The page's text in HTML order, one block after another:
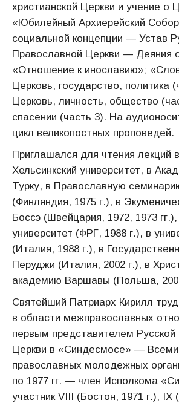
христианской Церкви и учение о
«Юбилейный Архиерейский
социальной концепции — Устав
Православной Церкви — Деяния
«Отношение к инославию»;
Церковь, государство, политика
Церковь, личность, общество
спасении (часть 3). На
цикл великопостных проповедей.
Приглашался для чтения лекций
Хельсинкский университет, в
Турку, в Православную
(Финляндия, 1975 г.), в
Боссэ (Швейцария, 1972, 1973
университет (ФРГ, 1988 г.), в
(Италия, 1988 г.), в
Перуджи (Италия, 2002 г.), в
академию Варшавы (Польша,
Святейший Патриарх Кирилл
в области межправославных
первым представителем Русской
Церкви в «Синдесмосе» —
православных молодежных
по 1977 гг. — член Исполкома
участник VIII (Бостон, 1971 г.),